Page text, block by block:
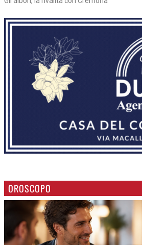
OROSCOPO